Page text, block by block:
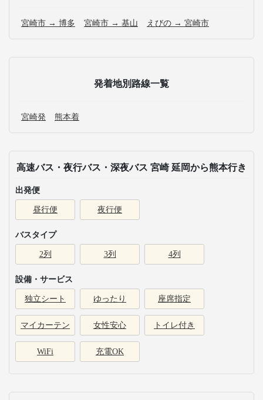
宮崎市 → 博多 宮崎市 → 基山 えびの → 宮崎市
発着地別路線一覧
宮崎発 熊本着
高速バス・夜行バス・深夜バス 宮崎 延岡から熊本行き
出発便
昼行便 夜行便
バスタイプ
2列 3列 4列
設備・サービス
独立シート ゆったり 座席指定
マイカーテン 女性安心 トイレ付き
WiFi 充電OK